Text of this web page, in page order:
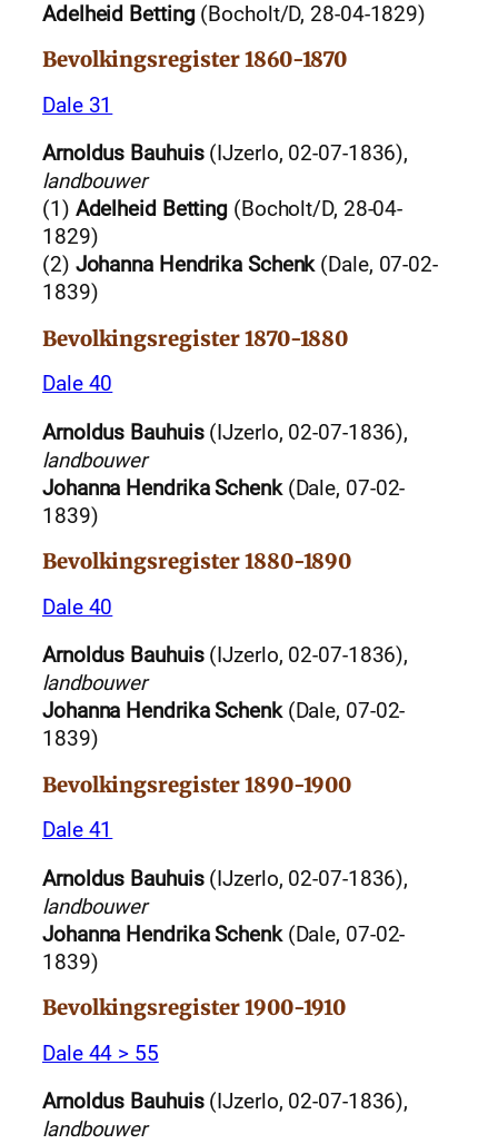
Adelheid Betting(Bocholt/D, 28-04-1829)
Bevolkingsregister 1860-1870
Dale 31
Arnoldus Bauhuis(IJzerlo, 02-07-1836),
landbouwer
(1) Adelheid Betting (Bocholt/D, 28-04-
1829)
(2) Johanna Hendrika Schenk(Dale, 07-02-
1839)
Bevolkingsregister 1870-1880
Dale 40
Arnoldus Bauhuis(IJzerlo, 02-07-1836),
landbouwer
Johanna Hendrika Schenk(Dale, 07-02-
1839)
Bevolkingsregister 1880-1890
Dale 40
Arnoldus Bauhuis(IJzerlo, 02-07-1836),
landbouwer
Johanna Hendrika Schenk(Dale, 07-02-
1839)
Bevolkingsregister 1890-1900
Dale 41
Arnoldus Bauhuis(IJzerlo, 02-07-1836),
landbouwer
Johanna Hendrika Schenk(Dale, 07-02-
1839)
Bevolkingsregister 1900-1910
Dale 44 > 55
Arnoldus Bauhuis(IJzerlo, 02-07-1836),
landbouwer